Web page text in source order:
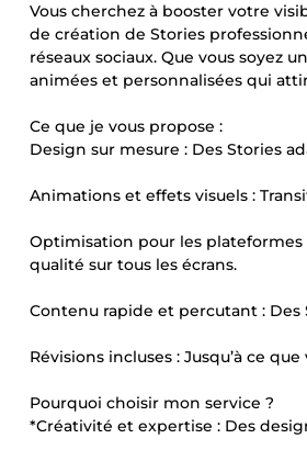
Vous cherchez à booster votre
de création de Stories
réseaux sociaux. Que vous soyez
animées et personnalisées qui
Ce que je vous propose :
Design sur mesure : Des Stories
Animations et effets visuels :
Optimisation pour les plateformes
qualité sur tous les écrans.
Contenu rapide et percutant : Des
Révisions incluses : Jusqu’à ce
Pourquoi choisir mon service ?
*Créativité et expertise : Des